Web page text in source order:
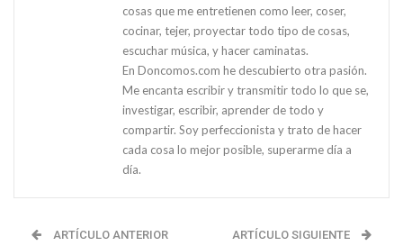
cosas que me entretienen como leer, coser,
cocinar, tejer, proyectar todo tipo de cosas,
escuchar música, y hacer caminatas.
En Doncomos.com he descubierto otra pasión.
Me encanta escribir y transmitir todo lo que se,
investigar, escribir, aprender de todo y
compartir. Soy perfeccionista y trato de hacer
cada cosa lo mejor posible, superarme día a
día.
ARTÍCULO ANTERIOR ARTÍCULO SIGUIENTE